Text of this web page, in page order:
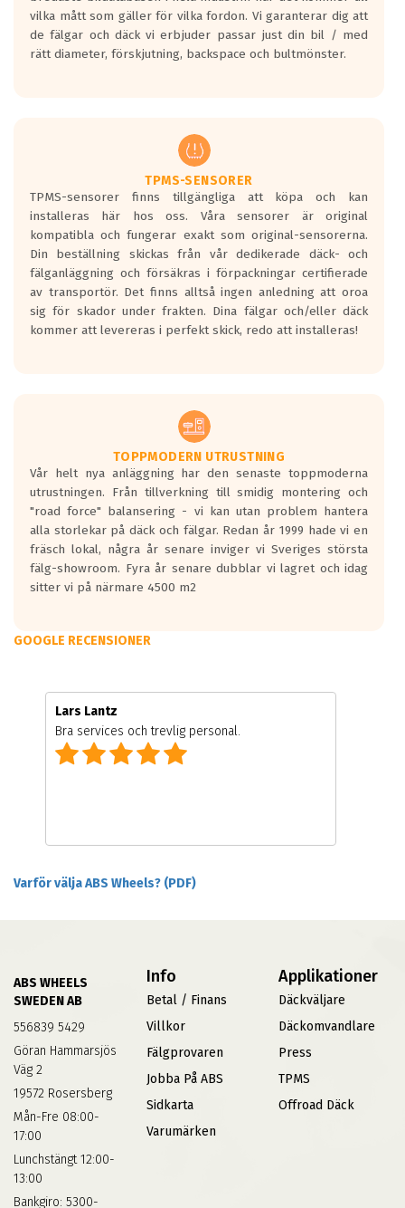
bullernivå markeras med svarta vågor
medans de vita vågorna påvisar om det är
ett tyst däck.
regelverket som introduceras år 2016.
Ett däck med två svarta vågor är redan
godkända för år 2016 nya regelverk.
Ett däck med en svart våg kommer vara
minst tre decibel tystare än det
regelverk som börjar gälla 2016.
vilka mått som gäller för vilka fordon. Vi garanterar dig att
de fälgar och däck vi erbjuder passar just din bil / med
rätt diameter, förskjutning, backspace och bultmönster.
TPMS-SENSORER
TPMS-sensorer finns tillgängliga att köpa och kan
installeras här hos oss. Våra sensorer är original
kompatibla och fungerar exakt som original-sensorerna.
Din beställning skickas från vår dedikerade däck- och
fälganläggning och försäkras i förpackningar certifierade
av transportör. Det finns alltså ingen anledning att oroa
sig för skador under frakten. Dina fälgar och/eller däck
kommer att levereras i perfekt skick, redo att installeras!
TOPPMODERN UTRUSTNING
Vår helt nya anläggning har den senaste toppmoderna
utrustningen. Från tillverkning till smidig montering och
"road force" balansering - vi kan utan problem hantera
alla storlekar på däck och fälgar. Redan år 1999 hade vi en
fräsch lokal, några år senare inviger vi Sveriges största
fälg-showroom. Fyra år senare dubblar vi lagret och idag
sitter vi på närmare 4500 m2
GOOGLE RECENSIONER
Lars Lantz
Bra services och trevlig personal.
Varför välja ABS Wheels? (PDF)
ABS WHEELS
SWEDEN AB
556839 5429
Göran Hammarsjös
Väg 2
19572 Rosersberg
Mån-Fre 08:00-
17:00
Lunchstängt 12:00-
13:00
Bankgiro: 5300-
Info
Betal / Finans
Villkor
Fälgprovaren
Jobba På ABS
Sidkarta
Varumärken
Applikationer
Däckväljare
Däckomvandlare
Press
TPMS
Offroad Däck